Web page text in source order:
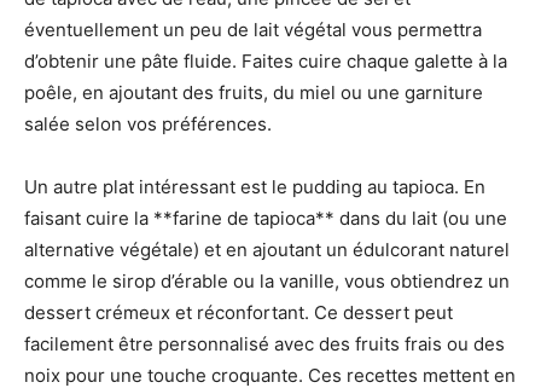
éventuellement un peu de lait végétal vous permettra
d’obtenir une pâte fluide. Faites cuire chaque galette à la
poêle, en ajoutant des fruits, du miel ou une garniture
salée selon vos préférences.
Un autre plat intéressant est le pudding au tapioca. En
faisant cuire la **farine de tapioca** dans du lait (ou une
alternative végétale) et en ajoutant un édulcorant naturel
comme le sirop d’érable ou la vanille, vous obtiendrez un
dessert crémeux et réconfortant. Ce dessert peut
facilement être personnalisé avec des fruits frais ou des
noix pour une touche croquante. Ces recettes mettent en